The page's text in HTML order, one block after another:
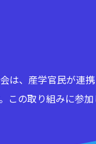
は、産学官民が連
この取り組みに参